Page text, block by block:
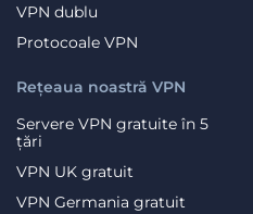
VPN dublu
Protocoale VPN
Rețeaua noastră VPN
Servere VPN gratuite în 5
țări
VPN UK gratuit
VPN Germania gratuit